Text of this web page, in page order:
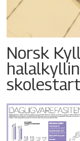
Norsk